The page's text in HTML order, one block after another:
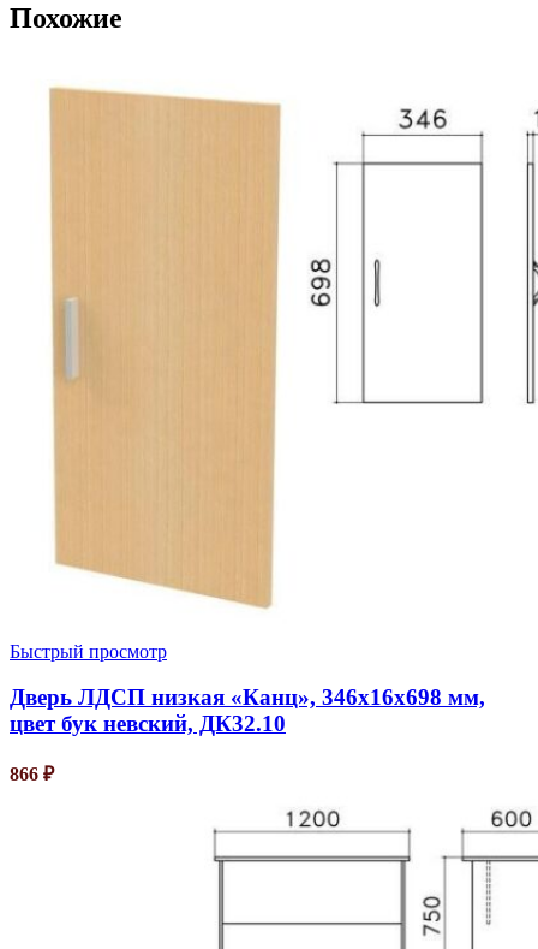
Похожие
Быстрый просмотр
Дверь ЛДСП низкая «Канц», 346х16х698 мм,
цвет бук невский, ДК32.10
866 ₽